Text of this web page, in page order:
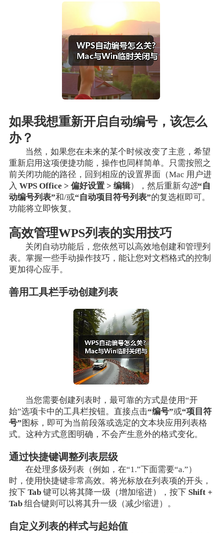
如果我想重新开启自动编号，该怎么
办？
当然，如果您在未来的某个时候改变了主意，希望
重新启用这项便捷功能，操作也同样简单。只需按照之
前关闭功能的路径，回到相应的设置界面（Mac 用户进
入 WPS Office > 偏好设置 > 编辑），然后重新勾选“自
动编号列表”和/或“自动项目符号列表”的复选框即可。
功能将立即恢复。
高效管理WPS列表的实用技巧
关闭自动功能后，您依然可以高效地创建和管理列
表。掌握一些手动操作技巧，能让您对文档格式的控制
更加得心应手。
善用工具栏手动创建列表
当您需要创建列表时，最可靠的方式是使用“开
始”选项卡中的工具栏按钮。直接点击“编号”或“项目符
号”图标，即可为当前段落或选定的文本块应用列表格
式。这种方式意图明确，不会产生意外的格式变化。
通过快捷键调整列表层级
在处理多级列表（例如，在“1.”下面需要“a.”）
时，使用快捷键非常高效。将光标放在列表项的开头，
按下 Tab键可以将其降一级（增加缩进），按下 Shift +
Tab组合键则可以将其升一级（减少缩进）。
自定义列表的样式与起始值